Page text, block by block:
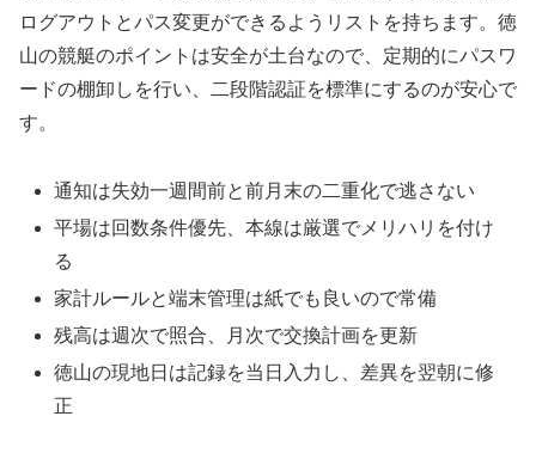
ログアウトとパス変更ができるようリストを持ちます。徳
山の競艇のポイントは安全が土台なので、定期的にパスワ
ードの棚卸しを行い、二段階認証を標準にするのが安心で
す。
通知は失効一週間前と前月末の二重化で逃さない
平場は回数条件優先、本線は厳選でメリハリを付け
る
家計ルールと端末管理は紙でも良いので常備
残高は週次で照合、月次で交換計画を更新
徳山の現地日は記録を当日入力し、差異を翌朝に修
正